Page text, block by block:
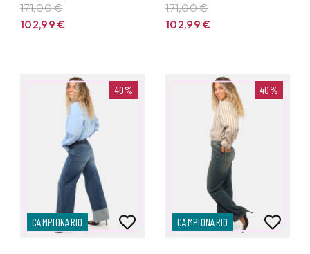
171,00 €
102,99€
171,00 €
102,99€
40%
CAMPIONARIO
40%
CAMPIONARIO